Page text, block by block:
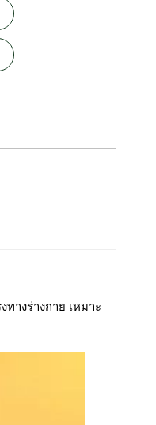
างร่างกาย เหมาะ